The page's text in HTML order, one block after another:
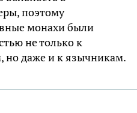
поэтому
монахи были
не только к
но даже и к язычникам.